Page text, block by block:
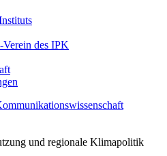
des IPK
und regionale Klimapolitik